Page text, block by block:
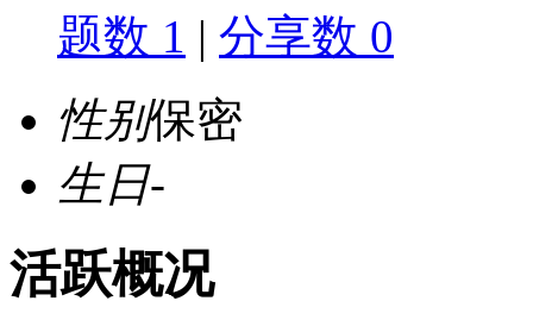
题数 1 | 分享数 0
性别保密
生日-
活跃概况